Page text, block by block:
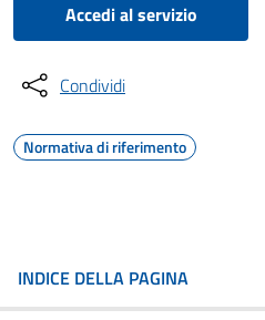
Accedi al servizio
Condividi
Normativa di riferimento
INDICE DELLA PAGINA